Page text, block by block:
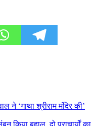
ने ‘गाथा श्रीराम मंदिर की’